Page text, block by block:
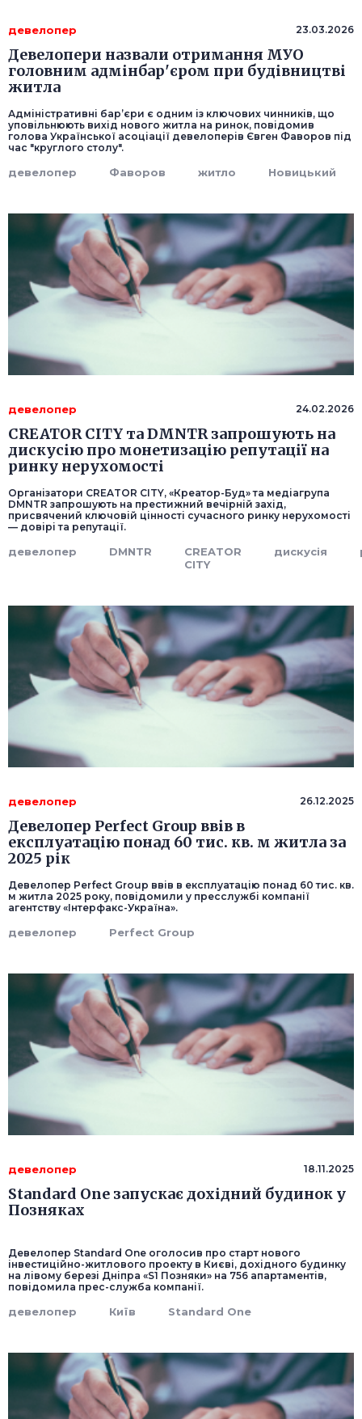
девелопер 23.03.2026
Девелопери назвали отримання МУО
головним адмінбар'єром при будівництві
житла
Адміністративні бар’єри є одним із ключових чинників, що
уповільнюють вихід нового житла на ринок, повідомив
голова Української асоціації девелоперів Євген Фаворов під
час "круглого столу".
девелопер Фаворов житло Новицький
девелопер 24.02.2026
CREATOR CITY та DMNTR запрошують на
дискусію про монетизацію репутації на
ринку нерухомості
Організатори CREATOR CITY, «Креатор-Буд» та медіагрупа
DMNTR запрошують на престижний вечірній захід,
присвячений ключовій цінності сучасного ринку нерухомості
— довірі та репутації.
девелопер DMNTR
CREATOR
CITY
дискусія
девелопер 26.12.2025
Девелопер Perfect Group ввів в
експлуатацію понад 60 тис. кв. м житла за
2025 рік
Девелопер Perfect Group ввів в експлуатацію понад 60 тис. кв.
м житла 2025 року, повідомили у пресслужбі компанії
агентству «Інтерфакс-Україна».
девелопер Perfect Group
девелопер 18.11.2025
Standard One запускає дохідний будинок у
Позняках
Девелопер Standard One оголосив про старт нового
інвестиційно-житлового проекту в Києві, дохідного будинку
на лівому березі Дніпра «S1 Позняки» на 756 апартаментів,
повідомила прес-служба компанії.
девелопер Київ Standard One